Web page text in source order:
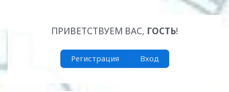
ПРИВЕТСТВУЕМ ВАС, ГОСТЬ!
Регистрация Вход